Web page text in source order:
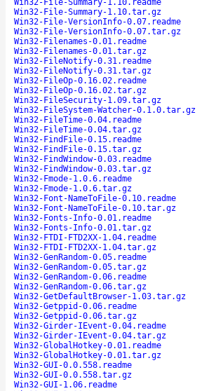
Win32-File-Summary-1.10.readme
Win32-File-Summary-1.10.tar.gz
Win32-File-VersionInfo-0.07.readme
Win32-File-VersionInfo-0.07.tar.gz
Win32-Filenames-0.01.readme
Win32-Filenames-0.01.tar.gz
Win32-FileNotify-0.31.readme
Win32-FileNotify-0.31.tar.gz
Win32-FileOp-0.16.02.readme
Win32-FileOp-0.16.02.tar.gz
Win32-FileSecurity-1.09.tar.gz
Win32-FileSystem-Watcher-0.1.0.tar.gz
Win32-FileTime-0.04.readme
Win32-FileTime-0.04.tar.gz
Win32-FindFile-0.15.readme
Win32-FindFile-0.15.tar.gz
Win32-FindWindow-0.03.readme
Win32-FindWindow-0.03.tar.gz
Win32-Fmode-1.0.6.readme
Win32-Fmode-1.0.6.tar.gz
Win32-Font-NameToFile-0.10.readme
Win32-Font-NameToFile-0.10.tar.gz
Win32-Fonts-Info-0.01.readme
Win32-Fonts-Info-0.01.tar.gz
Win32-FTDI-FTD2XX-1.04.readme
Win32-FTDI-FTD2XX-1.04.tar.gz
Win32-GenRandom-0.05.readme
Win32-GenRandom-0.05.tar.gz
Win32-GenRandom-0.06.readme
Win32-GenRandom-0.06.tar.gz
Win32-GetDefaultBrowser-1.03.tar.gz
Win32-Getppid-0.06.readme
Win32-Getppid-0.06.tar.gz
Win32-Girder-IEvent-0.04.readme
Win32-Girder-IEvent-0.04.tar.gz
Win32-GlobalHotkey-0.01.readme
Win32-GlobalHotkey-0.01.tar.gz
Win32-GUI-0.0.558.readme
Win32-GUI-0.0.558.tar.gz
Win32-GUI-1.06.readme